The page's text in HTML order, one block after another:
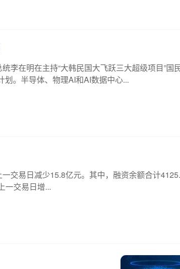
李在明在主持“大韩民国大飞跃三大超级项目”国
。半导体、物理AI和AI数据中心...
交易日减少15.8亿元。其中，融资余额合计
一交易日增...